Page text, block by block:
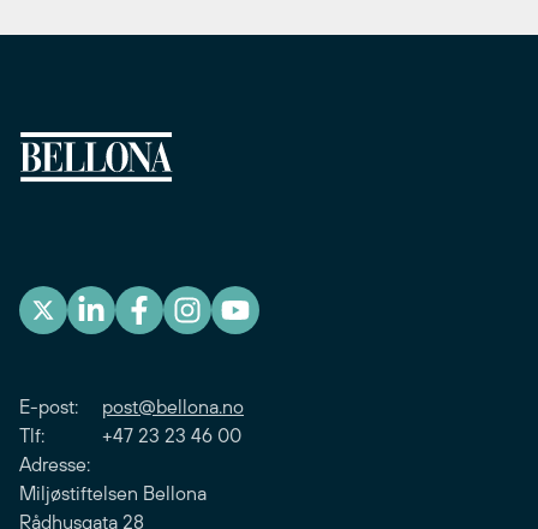
E-post: post@bellona.no
Tlf: +47 23 23 46 00
Adresse:
Miljøstiftelsen Bellona
Rådhusgata 28